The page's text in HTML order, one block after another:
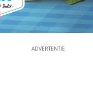
ADVERTENTIE